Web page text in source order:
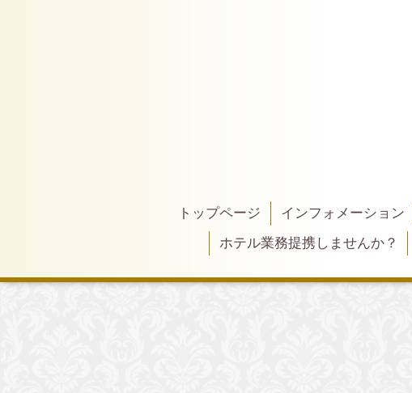
トップページ インフォメーション
ホテル業務提携しませんか？